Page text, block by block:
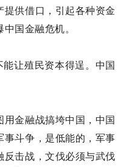
供借口，引起各种资金
国金融危机。
能让殖民资本得逞。中国
用金融战搞垮中国，中国
斗争，是低能的，军事
击战，文伐必须与武伐